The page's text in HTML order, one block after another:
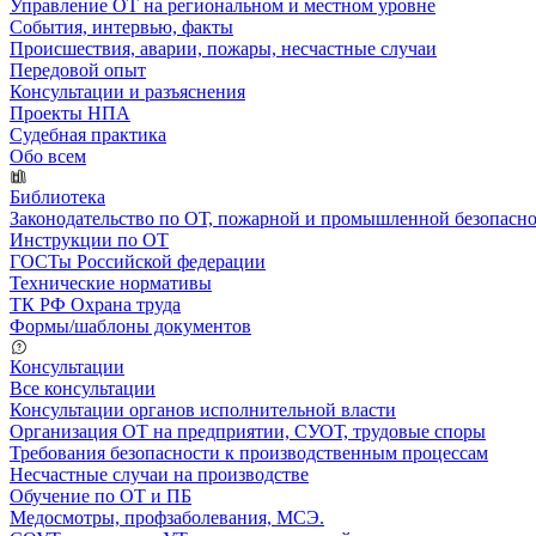
Управление ОТ на региональном и местном уровне
События, интервью, факты
Происшествия, аварии, пожары, несчастные случаи
Передовой опыт
Консультации и разъяснения
Проекты НПА
Судебная практика
Обо всем
Библиотека
Законодательство по ОТ, пожарной и промышленной
Инструкции по ОТ
ГОСТы Российской федерации
Технические нормативы
ТК РФ Охрана труда
Формы/шаблоны документов
Консультации
Все консультации
Консультации органов исполнительной власти
Организация ОТ на предприятии, СУОТ, трудовые споры
Требования безопасности к производственным процессам
Несчастные случаи на производстве
Обучение по ОТ и ПБ
Медосмотры, профзаболевания, МСЭ.